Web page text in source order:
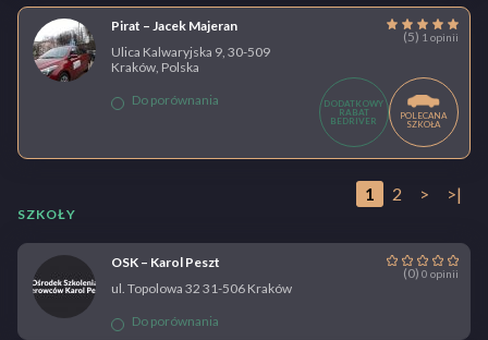
Pirat – Jacek Majeran
(5) 1 opinii
Ulica Kalwaryjska 9, 30-509
Kraków, Polska
Do porównania
DODATKOWY
RABAT
BEDRIVER
POLECANA
SZKOŁA
1 2 > >|
SZKOŁY
OSK – Karol Peszt
(0) 0 opinii
ul. Topolowa 32 31-506 Kraków
Do porównania